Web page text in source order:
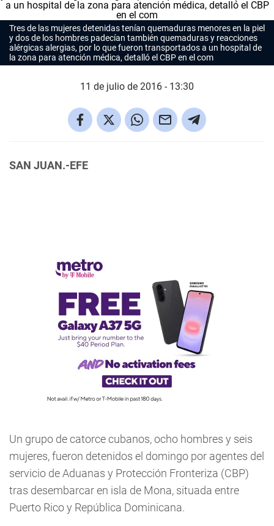
Tres de las mujeres detenidas tenían quemaduras menores en la piel
y dos de los hombres padecían también quemaduras y reacciones
alérgicas alergias, por lo que fueron transportados a un hospital de
la zona para atención médica, detalló el CBP en el com
11 de julio de 2016 - 13:30
SAN JUAN.-EFE
Un grupo de catorce cubanos, ocho hombres y seis
mujeres, fueron detenidos el domingo por agentes del
servicio de Aduanas y Protección Fronteriza (CBP)
tras desembarcar en isla de Mona, situada entre
Puerto Rico y República Dominicana.